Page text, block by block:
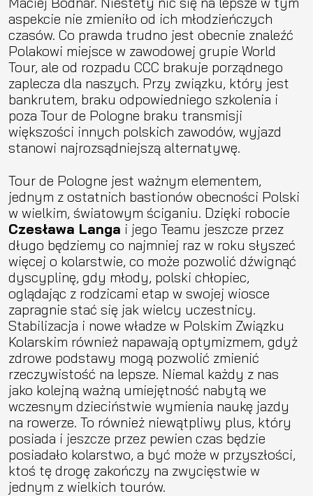
aspekcie nie zmieniło od ich młodzieńczych
czasów. Co prawda trudno jest obecnie znaleźć
Polakowi miejsce w zawodowej grupie World
Tour, ale od rozpadu CCC brakuje porządnego
zaplecza dla naszych. Przy związku, który jest
bankrutem, braku odpowiedniego szkolenia i
poza Tour de Pologne braku transmisji
większości innych polskich zawodów, wyjazd
stanowi najrozsądniejszą alternatywę.
Tour de Pologne jest ważnym elementem,
jednym z ostatnich bastionów obecności Polski
w wielkim, światowym ściganiu. Dzięki robocie
Czesława Langa i jego Teamu jeszcze przez
długo będziemy co najmniej raz w roku słyszeć
więcej o kolarstwie, co może pozwolić dźwignąć
dyscyplinę, gdy młody, polski chłopiec,
oglądając z rodzicami etap w swojej wiosce
zapragnie stać się jak wielcy uczestnicy.
Stabilizacja i nowe władze w Polskim Związku
Kolarskim również napawają optymizmem, gdyż
zdrowe podstawy mogą pozwolić zmienić
rzeczywistość na lepsze. Niemal każdy z nas
jako kolejną ważną umiejętność nabytą we
wczesnym dzieciństwie wymienia naukę jazdy
na rowerze. To również niewątpliwy plus, który
posiada i jeszcze przez pewien czas będzie
posiadało kolarstwo, a być może w przyszłości,
ktoś tę drogę zakończy na zwycięstwie w
jednym z wielkich tourów.